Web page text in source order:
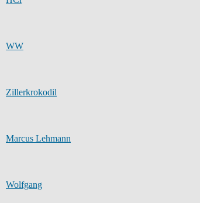
WW
Zillerkrokodil
Marcus Lehmann
Wolfgang